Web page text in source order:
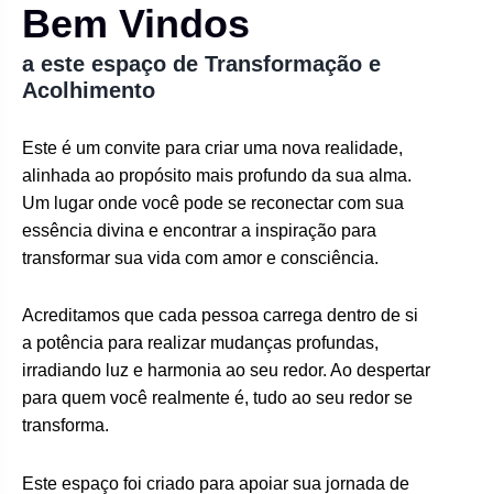
Bem Vindos
a este espaço de Transformação e
Acolhimento
Este é um convite para criar uma nova realidade,
alinhada ao propósito mais profundo da sua alma.
Um lugar onde você pode se reconectar com sua
essência divina e encontrar a inspiração para
transformar sua vida com amor e consciência.
Acreditamos que cada pessoa carrega dentro de si
a potência para realizar mudanças profundas,
irradiando luz e harmonia ao seu redor. Ao despertar
para quem você realmente é, tudo ao seu redor se
transforma.
Este espaço foi criado para apoiar sua jornada de